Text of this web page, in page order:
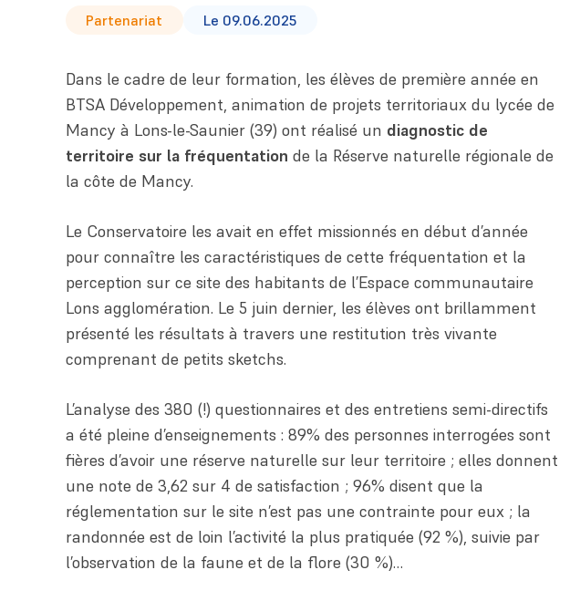
Partenariat Le 09.06.2025
Dans le cadre de leur formation, les élèves de première année en
BTSA Développement, animation de projets territoriaux du lycée de
Mancy à Lons-le-Saunier (39) ont réalisé un diagnostic de
territoire sur la fréquentation de la Réserve naturelle régionale de
la côte de Mancy.
Le Conservatoire les avait en effet missionnés en début d’année
pour connaître les caractéristiques de cette fréquentation et la
perception sur ce site des habitants de l’Espace communautaire
Lons agglomération. Le 5 juin dernier, les élèves ont brillamment
présenté les résultats à travers une restitution très vivante
comprenant de petits sketchs.
L’analyse des 380 (!) questionnaires et des entretiens semi-directifs
a été pleine d’enseignements : 89% des personnes interrogées sont
fières d’avoir une réserve naturelle sur leur territoire ; elles donnent
une note de 3,62 sur 4 de satisfaction ; 96% disent que la
réglementation sur le site n’est pas une contrainte pour eux ; la
randonnée est de loin l’activité la plus pratiquée (92 %), suivie par
l’observation de la faune et de la flore (30 %)…